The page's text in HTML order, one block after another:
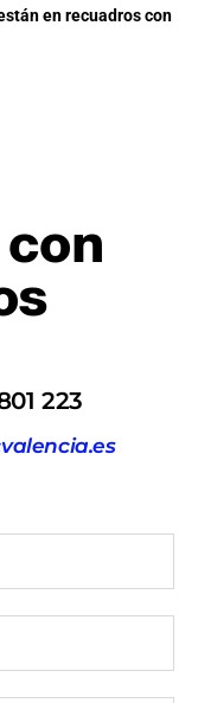
en recuadros con
223